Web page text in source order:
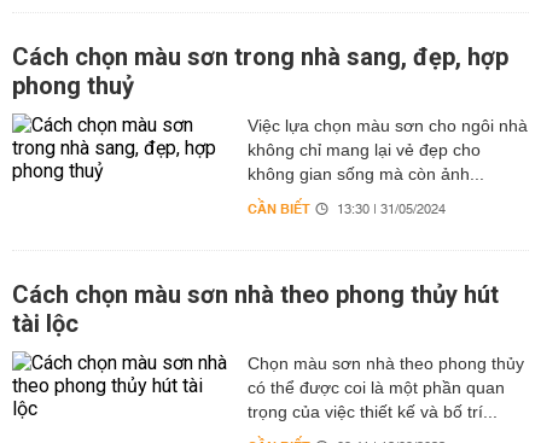
Cách chọn màu sơn trong nhà sang, đẹp, hợp
phong thuỷ
Việc lựa chọn màu sơn cho ngôi nhà
không chỉ mang lại vẻ đẹp cho
không gian sống mà còn ảnh...
CẦN BIẾT 13:30 | 31/05/2024
Cách chọn màu sơn nhà theo phong thủy hút
tài lộc
Chọn màu sơn nhà theo phong thủy
có thể được coi là một phần quan
trọng của việc thiết kế và bố trí...